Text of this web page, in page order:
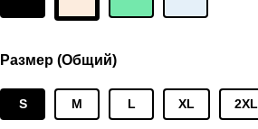
Размер (Общий)
S M L XL 2XL